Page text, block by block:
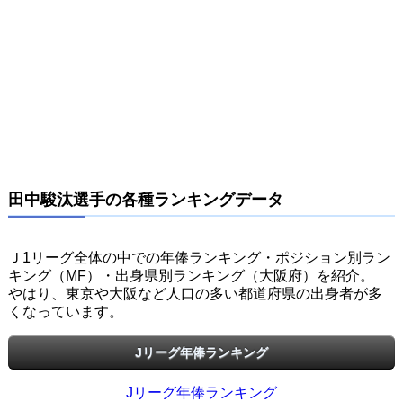
田中駿汰選手の各種ランキングデータ
Ｊ1リーグ全体の中での年俸ランキング・ポジション別ラン
キング（MF）・出身県別ランキング（大阪府）を紹介。
やはり、東京や大阪など人口の多い都道府県の出身者が多
くなっています。
Jリーグ年俸ランキング
Jリーグ年俸ランキング